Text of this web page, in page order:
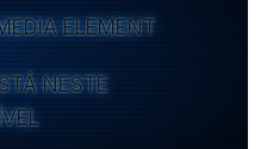
ELEMENT
NESTE